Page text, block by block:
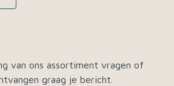
van ons assortiment vragen of
graag je bericht.